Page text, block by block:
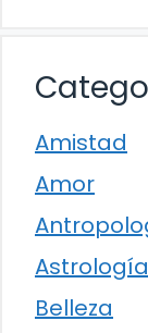
Amistad
Amor
Astrología
Belleza